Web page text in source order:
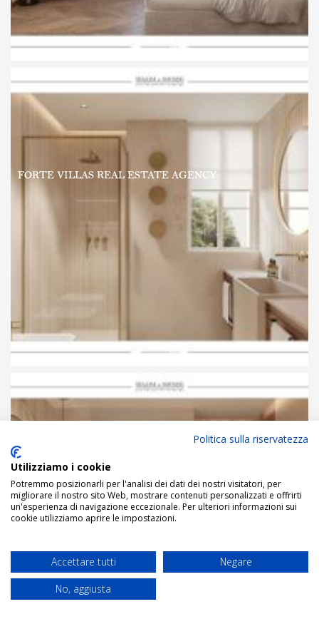
Politica sulla riservatezza
Utilizziamo i cookie
Potremmo posizionarli per l'analisi dei dati dei nostri visitatori, per
migliorare il nostro sito Web, mostrare contenuti personalizzati e offrirti
un'esperienza di navigazione eccezionale. Per ulteriori informazioni sui
cookie utilizziamo aprire le impostazioni.
Accettare tutti
Negare
No, aggiusta